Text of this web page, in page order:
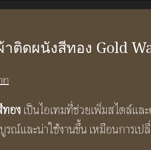
ติดผนังสีทอง Gold
อง เป็นไอเทมที่ช่วยเพิ่มสไตล์แล
ณ์และน่าใช้งานขึ้น เหมือนการเ